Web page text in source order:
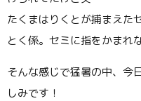
たくまはりくとが捕まえた
とく係。セミに指をかまれ
そんな感じで猛暑の中、今
しみです！